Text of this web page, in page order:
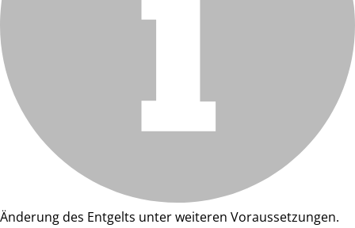
Änderung des Entgelts unter weiteren Voraussetzungen.